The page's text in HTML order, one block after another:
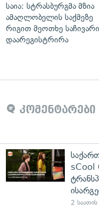
საია: სტრასბურგმა მზია
ამაღლობელის საქმეზე
რიგით მეოთხე საჩივარი
დაარეგისტრირა
კომენტარები
sCool
2 საათის